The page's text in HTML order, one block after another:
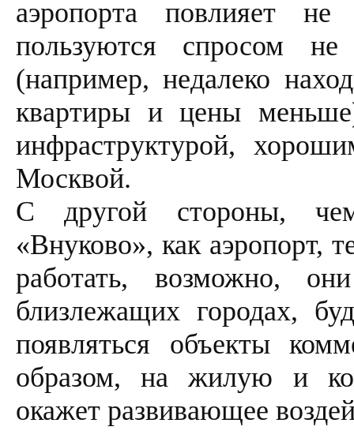
аэропорта повлияет
пользуются спросом
(например, недалеко
квартиры и цены
инфраструктурой,
Москвой.
С другой стороны,
«Внуково», как аэропорт,
работать, возможно,
близлежащих городах,
появляться объекты
образом, на жилую и
окажет развивающее